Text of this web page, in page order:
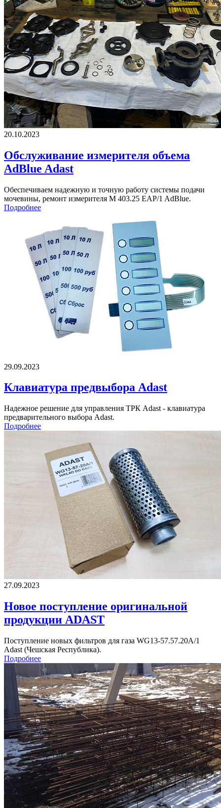
20.10.2023
Обслуживание измерителя объема
AdBlue Adast
Обеспечиваем надежную и точную работу системы подачи
мочевины, ремонт измерителя M 403.25 EAP/1 AdBlue.
Подробнее
29.09.2023
Клавиатура предвыбора Adast
Надежное решение для управления ТРК Adast - клавиатура
предварительного выбора Adast.
Подробнее
27.09.2023
Новое поступление оригинальной
продукции ADAST
Поступление новых фильтров для газа WG13-57.57.20A/1
Adast (Чешская Республика).
Подробнее